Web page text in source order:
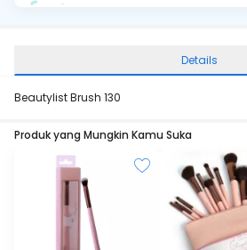
Details
Beautylist Brush 130
Produk yang Mungkin Kamu Suka